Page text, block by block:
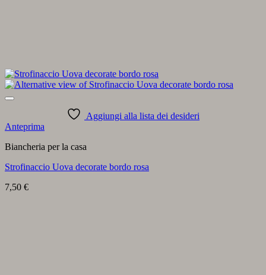
Aggiungi alla lista dei desideri
Anteprima
Biancheria per la casa
Strofinaccio Uova decorate bordo rosa
7,50 €